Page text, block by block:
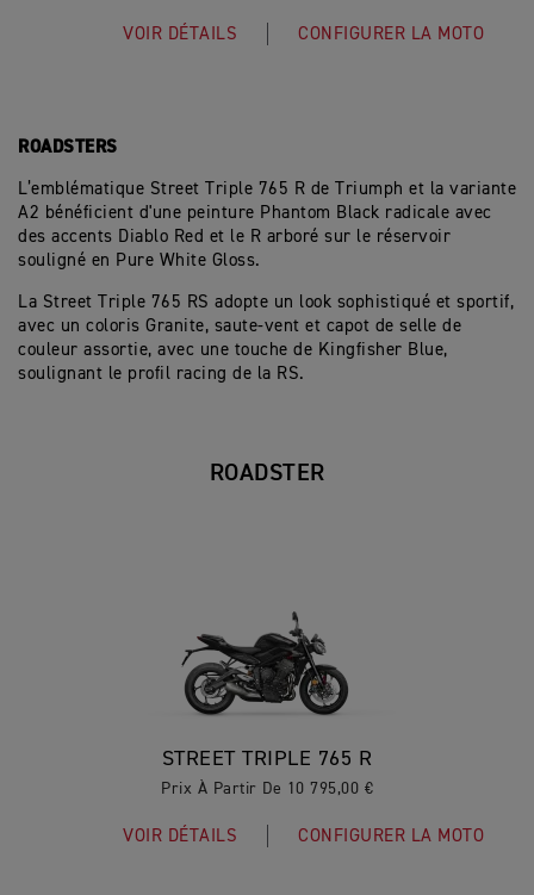
VOIR DÉTAILS CONFIGURER LA MOTO
ROADSTERS
L’emblématique Street Triple 765 R de Triumph et la variante
A2 bénéficient d'une peinture Phantom Black radicale avec
des accents Diablo Red et le R arboré sur le réservoir
souligné en Pure White Gloss.
La Street Triple 765 RS adopte un look sophistiqué et sportif,
avec un coloris Granite, saute-vent et capot de selle de
couleur assortie, avec une touche de Kingfisher Blue,
soulignant le profil racing de la RS.
ROADSTER
STREET TRIPLE 765 R
Prix À Partir De 10 795,00 €
VOIR DÉTAILS CONFIGURER LA MOTO